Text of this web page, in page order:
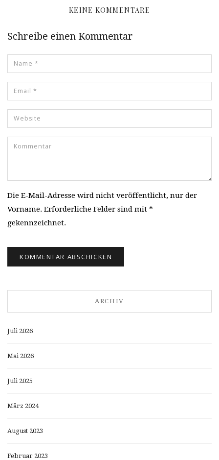
KEINE KOMMENTARE
Schreibe einen Kommentar
Die E-Mail-Adresse wird nicht veröffentlicht, nur der
Vorname. Erforderliche Felder sind mit *
gekennzeichnet.
ARCHIV
Juli 2026
Mai 2026
Juli 2025
März 2024
August 2023
Februar 2023